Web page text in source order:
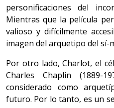
personificaciones del
Mientras que la película
valioso y difícilmente
imagen del arquetipo del sí-
Por otro lado, Charlot, el
Charles Chaplin (1889-
considerado como
futuro. Por lo tanto, es un